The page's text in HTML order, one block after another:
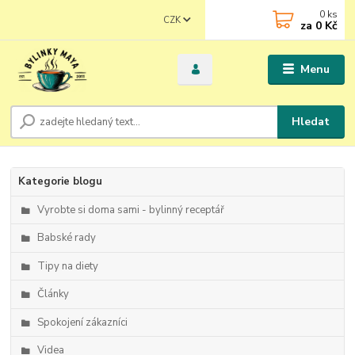
Menu
CZK
Hledat
0 ks
za 0 Kč
Kategorie blogu
Vyrobte si doma sami - bylinný receptář
Babské rady
Tipy na diety
Články
Spokojení zákazníci
Videa